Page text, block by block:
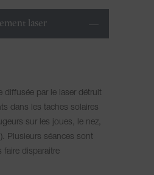
laser
diffusée par le laser détruit
dans les taches solaires
sur les joues, le nez,
Plusieurs séances sont
faire disparaitre